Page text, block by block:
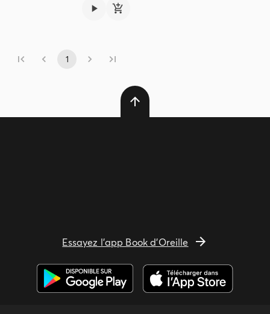
1
Essayez l'app Book d'Oreille